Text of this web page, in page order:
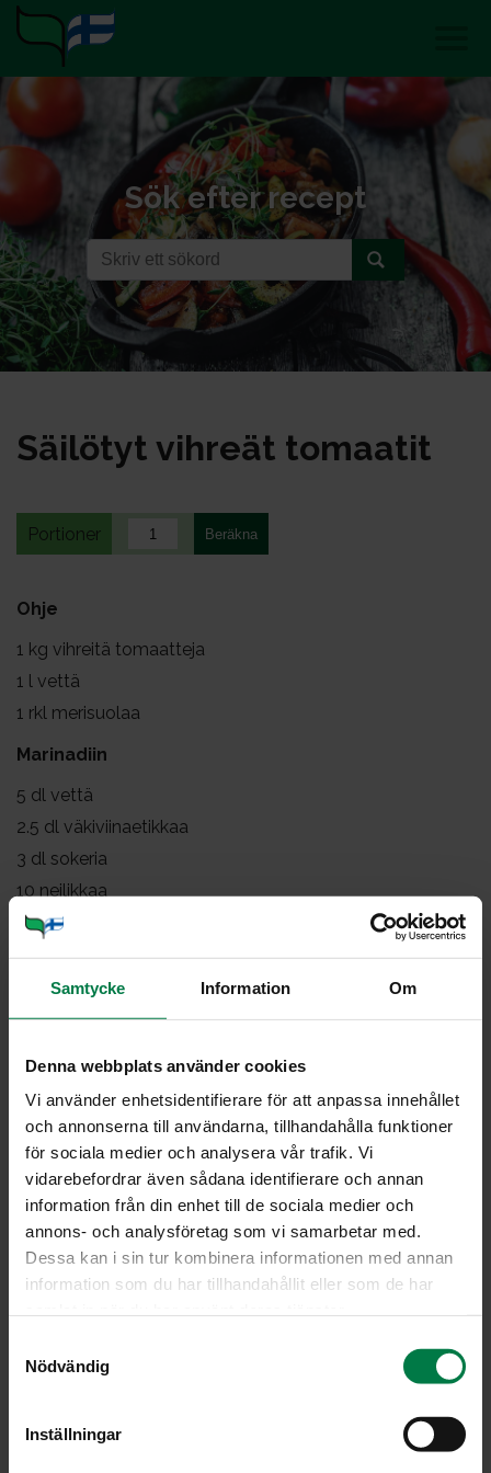
Samtycke Information Om
Denna webbplats använder cookies
Vi använder enhetsidentifierare för att anpassa innehållet
och annonserna till användarna, tillhandahålla funktioner
för sociala medier och analysera vår trafik. Vi
vidarebefordrar även sådana identifierare och annan
information från din enhet till de sociala medier och
annons- och analysföretag som vi samarbetar med.
Dessa kan i sin tur kombinera informationen med annan
information som du har tillhandahållit eller som de har
Nödvändig
Inställningar
Sök efter recept
Säi­lö­tyt vih­reät to­maa­tit
Portioner
Ohje
1 kg vihreitä tomaatteja
1 l vettä
1 rkl merisuolaa
Marinadiin
5 dl vettä
2.5 dl väkiviinaetikkaa
3 dl sokeria
10neilikkaa
kanelitanko
0.5rkl sinapinsiemeniä
Poista tomaateista kannat ja pistele tomaattien kuoret
Kiehauta vesi, lisää suola ja keitä tomaatteja 10
minuuttia. Nosta tomaatit vedestä ja irrota kuoret.
Kiehauta mausteliemen vesi, etikka, sokeri, neilikat,
kanelitanko ja sinapinsiemenet. Lisää tomaatit
mausteliemeen ja anna kiehua hiljalleen läpikuultaviksi.
Varo, etteivät tomaatit kiehu rikki.
Nosta tomaatit puhtaisiin kuumiin lasitölkkeihin ja
kaada liemi päälle.